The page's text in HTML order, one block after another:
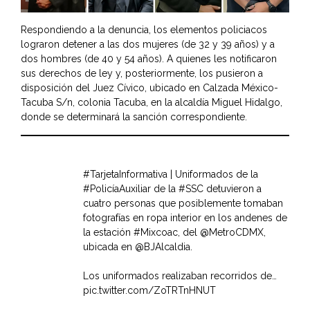
Respondiendo a la denuncia, los elementos policiacos
lograron detener a las dos mujeres (de 32 y 39 años) y a
dos hombres (de 40 y 54 años). A quienes les notificaron
sus derechos de ley y, posteriormente, los pusieron a
disposición del Juez Cívico, ubicado en Calzada México-
Tacuba S/n, colonia Tacuba, en la alcaldía Miguel Hidalgo,
donde se determinará la sanción correspondiente.
#TarjetaInformativa | Uniformados de la
#PolicíaAuxiliar de la #SSC detuvieron a
cuatro personas que posiblemente tomaban
fotografías en ropa interior en los andenes de
la estación #Mixcoac, del @MetroCDMX,
ubicada en @BJAlcaldia.
Los uniformados realizaban recorridos de…
pic.twitter.com/ZoTRTnHNUT